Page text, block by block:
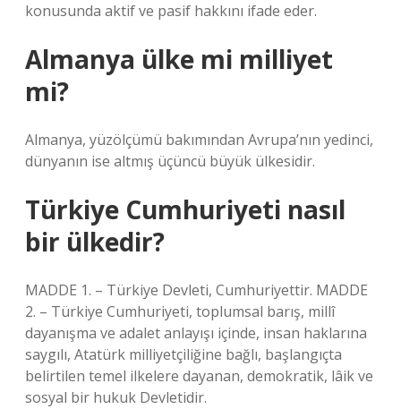
konusunda aktif ve pasif hakkını ifade eder.
Almanya ülke mi milliyet
mi?
Almanya, yüzölçümü bakımından Avrupa’nın yedinci,
dünyanın ise altmış üçüncü büyük ülkesidir.
Türkiye Cumhuriyeti nasıl
bir ülkedir?
MADDE 1. – Türkiye Devleti, Cumhuriyettir. MADDE
2. – Türkiye Cumhuriyeti, toplumsal barış, millî
dayanışma ve adalet anlayışı içinde, insan haklarına
saygılı, Atatürk milliyetçiliğine bağlı, başlangıçta
belirtilen temel ilkelere dayanan, demokratik, lâik ve
sosyal bir hukuk Devletidir.